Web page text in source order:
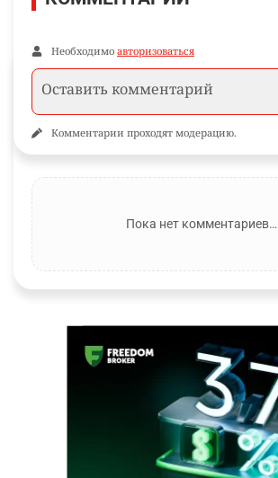
Необходимо авторизоваться
Комментарии проходят модерацию.
Пока нет комментариев…